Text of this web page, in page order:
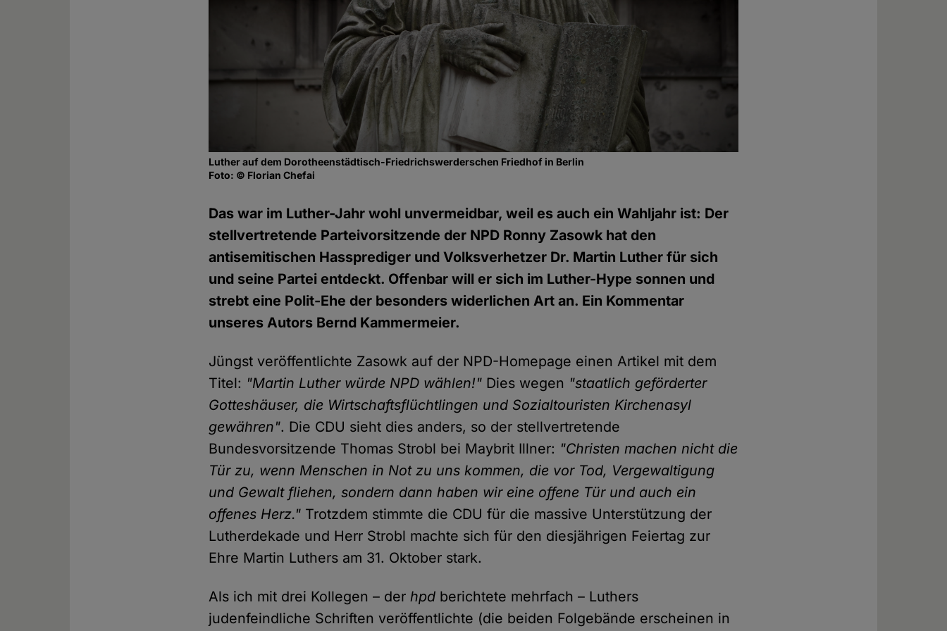
Luther auf dem Dorotheenstädtisch-Friedrichswerderschen Friedhof in Berlin
Foto: © Florian Chefai
Das war im Luther-Jahr wohl unvermeidbar, weil es auch ein Wahljahr ist: Der
stellvertretende Parteivorsitzende der NPD Ronny Zasowk hat den
antisemitischen Hassprediger und Volksverhetzer Dr. Martin Luther für sich
und seine Partei entdeckt. Offenbar will er sich im Luther-Hype sonnen und
strebt eine Polit-Ehe der besonders widerlichen Art an. Ein Kommentar
unseres Autors Bernd Kammermeier.
Jüngst veröffentlichte Zasowk auf der NPD-Homepage einen Artikel mit dem
Titel: "Martin Luther würde NPD wählen!" Dies wegen "staatlich geförderter
Gotteshäuser, die Wirtschaftsflüchtlingen und Sozialtouristen Kirchenasyl
gewähren". Die CDU sieht dies anders, so der stellvertretende
Bundesvorsitzende Thomas Strobl bei Maybrit Illner: "Christen machen nicht die
Tür zu, wenn Menschen in Not zu uns kommen, die vor Tod, Vergewaltigung
und Gewalt fliehen, sondern dann haben wir eine offene Tür und auch ein
offenes Herz." Trotzdem stimmte die CDU für die massive Unterstützung der
Lutherdekade und Herr Strobl machte sich für den diesjährigen Feiertag zur
Ehre Martin Luthers am 31. Oktober stark.
Als ich mit drei Kollegen – derhpd berichtete mehrfach – Luthers
judenfeindliche Schriften veröffentlichte (die beiden Folgebände erscheinen in